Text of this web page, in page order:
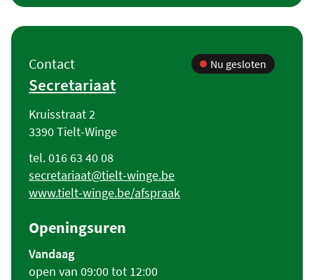
Contact
Secretariaat
Nu gesloten
Adres
Kruisstraat 2
,3390Tielt-Winge
Tel.016 63 40 08
E-
mail
secretariaat@tielt-winge.be
Website
www.tielt-winge.be/afspraak
Openingsuren
Vandaag
open van 09:00tot 12:00